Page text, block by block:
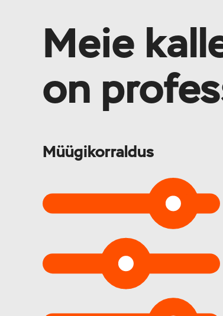
Meie
on
Müügikorraldus